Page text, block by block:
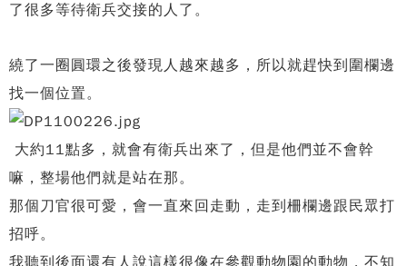
了很多等待衛兵交接的人了。
繞了一圈圓環之後發現人越來越多，所以就趕快到圍欄邊
找一個位置。
大約11點多，就會有衛兵出來了，但是他們並不會幹
嘛，整場他們就是站在那。
那個刀官很可愛，會一直來回走動，走到柵欄邊跟民眾打
招呼。
我聽到後面還有人說這樣很像在參觀動物園的動物，不知